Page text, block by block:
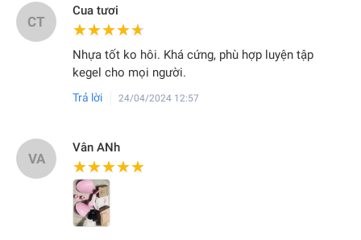
CT
Cua tươi
★★★★★
★★★★★
Nhựa tốt ko hôi. Khá cứng, phù hợp luyện tập
kegel cho mọi người.
Trả lời 24/04/2024 12:57
VA
Vân ANh
★★★★★
★★★★★